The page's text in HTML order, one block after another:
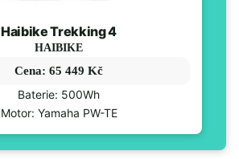
Haibike Trekking 4
HAIBIKE
Cena: 65 449 Kč
Baterie: 500Wh
Motor: Yamaha PW-TE